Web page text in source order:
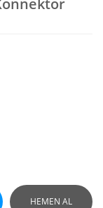
HEMEN AL